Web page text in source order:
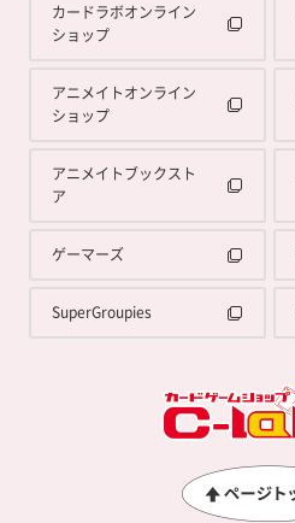
カードラボオンライン
ショップ
アニメイトオンライン
ショップ
アニメイトブックスト
ア
ゲーマーズ
SuperGroupies